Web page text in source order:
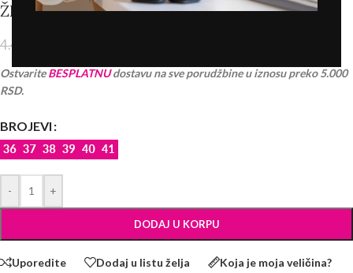
ŽENSKE SANDALE – LS022608 KAMEL
4.490,00
OstvariteBESPLATNUdostavu na sve porudžbine u iznosu preko 5.000
RSD.
BROJEVI
- +
DODAJ U KORPU
Uporedite Dodaj u listu želja Koja je moja veličina?